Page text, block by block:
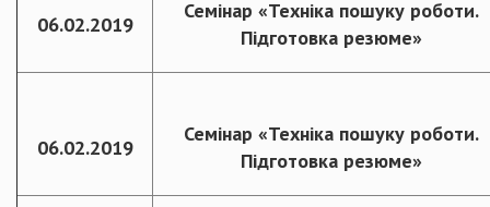
06.02.2019
Семінар «Техніка пошуку роботи.
Підготовка резюме»
06.02.2019
Семінар «Техніка пошуку роботи.
Підготовка резюме»